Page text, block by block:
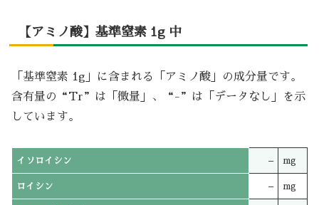
【アミノ酸】基準窒素 1g 中
「基準窒素 1g」に含まれる「アミノ酸」の成分量です。
含有量の“Tr”は「微量」、“-”は「データなし」を示
しています。
イソロイシン – mg
ロイシン – mg